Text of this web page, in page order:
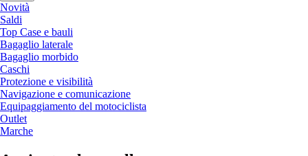
Novità
Saldi
Top Case e bauli
Bagaglio laterale
Bagaglio morbido
Caschi
Protezione e visibilità
Navigazione e comunicazione
Equipaggiamento del motociclista
Outlet
Marche